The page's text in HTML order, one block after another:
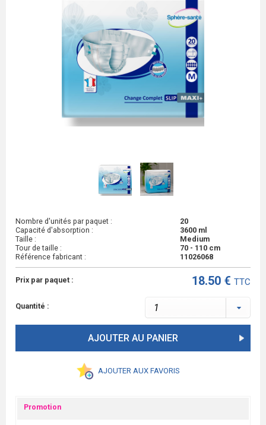
Nombre d'unités par paquet :
20
Capacité d'absorption :
3600 ml
Taille :
Medium
Tour de taille :
70 - 110 cm
Référence fabricant :
11026068
Prix par paquet : 18.50 € TTC
Quantité :
AJOUTER AU PANIER
AJOUTER AUX FAVORIS
Promotion